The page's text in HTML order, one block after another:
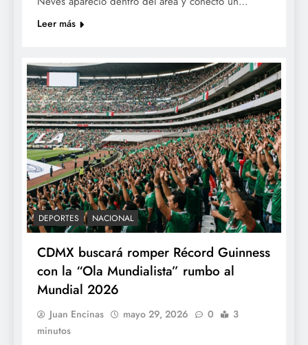
Leer más
DEPORTES NACIONAL
CDMX buscará romper Récord Guinness
con la “Ola Mundialista” rumbo al
Mundial 2026
Juan Encinas mayo 29, 2026 0
3
minutos